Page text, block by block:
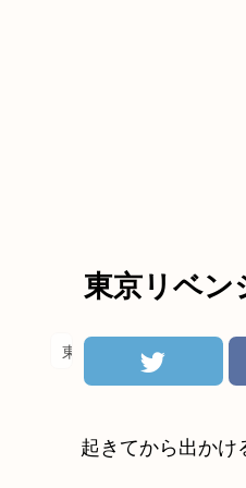
東京リベン
東京リベンジャーズ
起きてから出かけ